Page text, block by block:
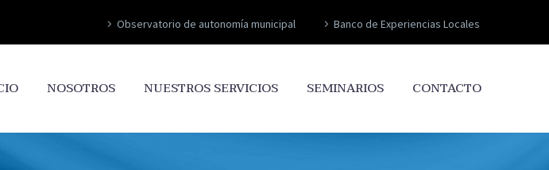
Observatorio de autonomía municipal Banco de Experiencias Locales
NOSOTROS NUESTROS SERVICIOS SEMINARIOS CONTACTO